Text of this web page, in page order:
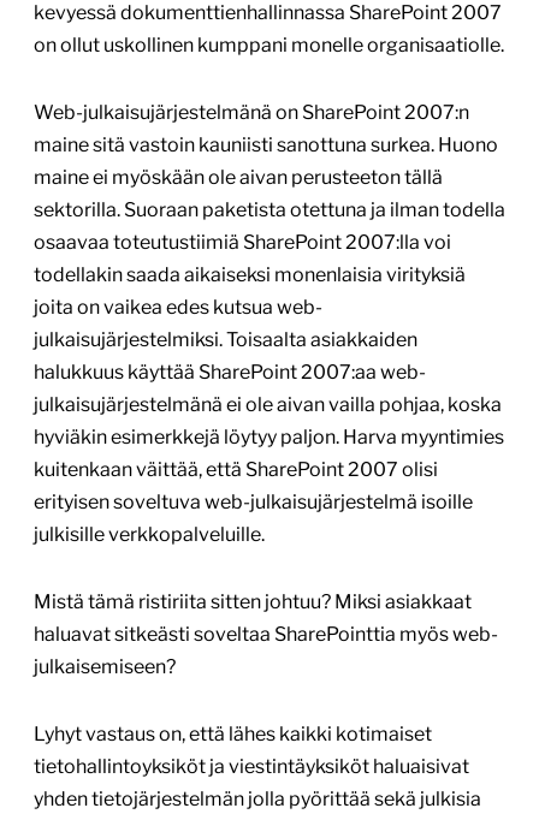
kevyessä dokumenttienhallinnassa SharePoint 2007
on ollut uskollinen kumppani monelle organisaatiolle.
Web-julkaisujärjestelmänä on SharePoint 2007:n
maine sitä vastoin kauniisti sanottuna surkea. Huono
maine ei myöskään ole aivan perusteeton tällä
sektorilla. Suoraan paketista otettuna ja ilman todella
osaavaa toteutustiimiä SharePoint 2007:lla voi
todellakin saada aikaiseksi monenlaisia virityksiä
joita on vaikea edes kutsua web-
julkaisujärjestelmiksi. Toisaalta asiakkaiden
halukkuus käyttää SharePoint 2007:aa web-
julkaisujärjestelmänä ei ole aivan vailla pohjaa, koska
hyviäkin esimerkkejä löytyy paljon. Harva myyntimies
kuitenkaan väittää, että SharePoint 2007 olisi
erityisen soveltuva web-julkaisujärjestelmä isoille
julkisille verkkopalveluille.
Mistä tämä ristiriita sitten johtuu? Miksi asiakkaat
haluavat sitkeästi soveltaa SharePointtia myös web-
julkaisemiseen?
Lyhyt vastaus on, että lähes kaikki kotimaiset
tietohallintoyksiköt ja viestintäyksiköt haluaisivat
yhden tietojärjestelmän jolla pyörittää sekä julkisia